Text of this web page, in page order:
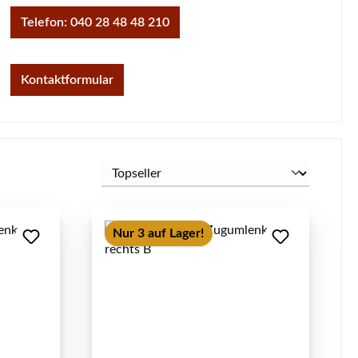
Telefon: 040 28 48 48 210
Kontaktformular
Nur 3 auf Lager!